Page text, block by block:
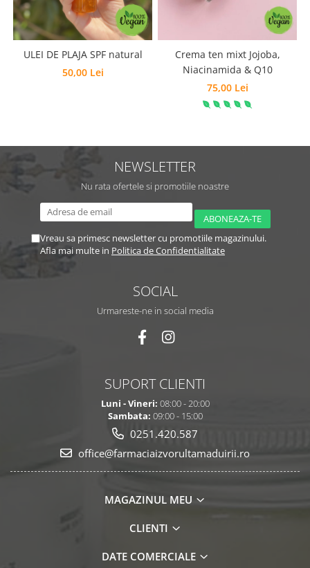
ULEI DE PLAJA SPF natural
50,00 Lei
Crema ten mixt Jojoba,
Niacinamida & Q10
75,00 Lei
NEWSLETTER
Nu rata ofertele si promotiile noastre
Vreau sa primesc newsletter cu promotiile magazinului.
Afla mai multe in Politica de Confidentialitate
SOCIAL
Urmareste-ne in social media
SUPORT CLIENTI
Luni - Vineri: 08:00 - 20:00
Sambata: 09:00 - 15:00
0251.420.587
office@farmaciaizvorultamaduirii.ro
MAGAZINUL MEU
CLIENTI
DATE COMERCIALE